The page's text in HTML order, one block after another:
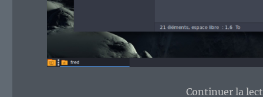
Continuer la